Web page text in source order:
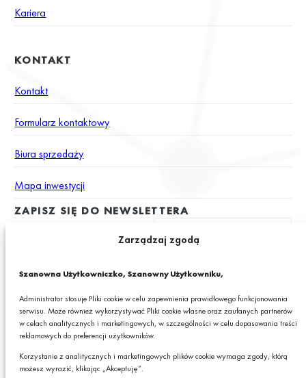
Zarządzaj zgodą
Szanowna Użytkowniczko, Szanowny Użytkowniku,
Administrator stosuje Pliki cookie w celu zapewnienia prawidłowego funkcjonowania
serwisu. Może również wykorzystywać Pliki cookie własne oraz zaufanych partnerów
w celach analitycznych i marketingowych, w szczególności w celu dopasowania treści
reklamowych do preferencji użytkowników.
Korzystanie z analitycznych i marketingowych plików cookie wymaga zgody, którą
możesz wyrazić, klikając „Akceptuję”.
Kariera
KONTAKT
Kontakt
Formularz kontaktowy
Biura sprzedaży
Mapa inwestycji
ZAPISZ SIĘ DO NEWSLETTERA
adres e-mail newslettera z informacjami o ciekawych promocjach,
produktach lub usługach GRANIT S.A.*
* Pola obowiązkowe
Podając swój adres e-mail wyrażasz zgodę na otrzymywanie drogą elektroniczną,
produktach lub usługach GRANIT S.A. oraz zgodę na przetwarzanie przez GRANIT
S.A. Twoich danych osobowych w postaci tego adresu e-mail. Szczegółowe zasady